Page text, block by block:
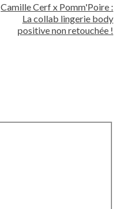
Camille Cerf x Pomm'Poire :
La collab lingerie body
positive non retouchée !